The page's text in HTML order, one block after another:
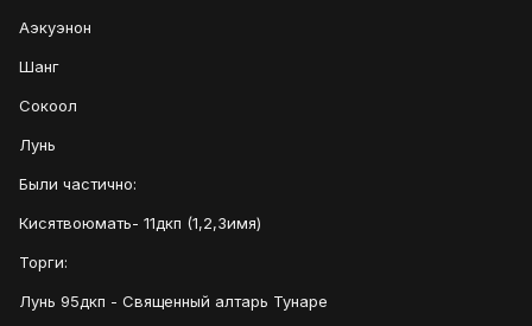
Аэкуэнон
Шанг
Сокоол
Лунь
Были частично:
Кисятвоюмать- 11дкп (1,2,3имя)
Торги:
Лунь 95дкп - Священный алтарь Тунаре